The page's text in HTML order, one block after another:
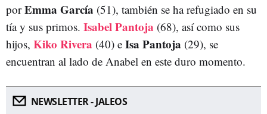
porEmma García (51), también se ha refugiado en su
tía y sus primos. Isabel Pantoja (68), así como sus
hijos, Kiko Rivera (40) e Isa Pantoja (29), se
encuentran al lado de Anabel en este duro momento.
NEWSLETTER - JALEOS